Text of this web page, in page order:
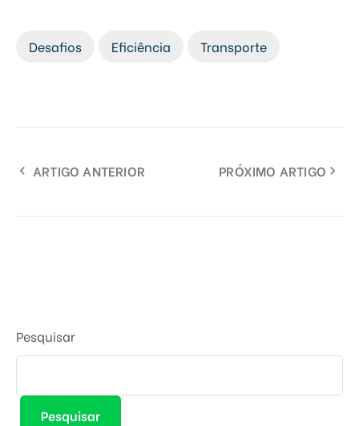
Desafios Eficiência Transporte
ARTIGO ANTERIOR PRÓXIMO ARTIGO
Pesquisar
Pesquisar